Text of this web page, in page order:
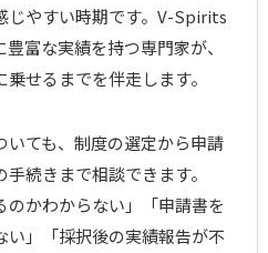
じやすい時期です。V-Spirits
富な実績を持つ専門家が、
せるまでを伴走します。
いても、制度の選定から申請
続きまで相談できます。
のかわからない」「申請書を
い」「採択後の実績報告が不